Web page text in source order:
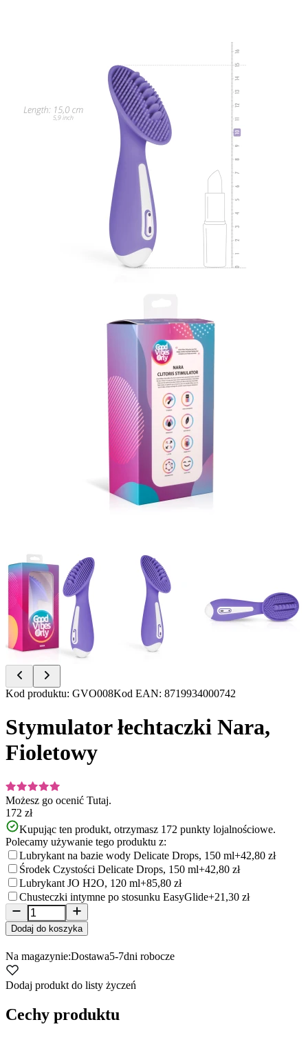
Item
of
9
Kod produktu: GVO008Kod EAN: 8719934000742
Stymulator łechtaczki Nara,
Fioletowy
Możesz go ocenić Tutaj.
172 zł
Kupując ten produkt, otrzymasz 172 punkty lojalnościowe.
Polecamy używanie tego produktu z:
Lubrykant na bazie wody Delicate Drops, 150 ml+42,80 zł
Środek Czystości Delicate Drops, 150 ml+42,80 zł
Lubrykant JO H2O, 120 ml+85,80 zł
Chusteczki intymne po stosunku EasyGlide+21,30 zł
Dodaj do koszyka
Na magazynie:Dostawa5-7dni robocze
Dodaj produkt do listy życzeń
Cechy produktu